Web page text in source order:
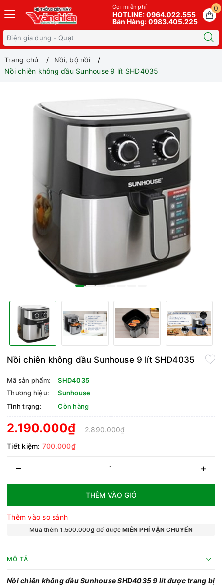
0
Gọi miễn phí
HOTLINE: 0964.022.555
Bán Hàng: 0983.405.225
Trang chủ
Nồi, bộ nồi
Nồi chiên không dầu Sunhouse 9 lít SHD4035
Nồi chiên không dầu Sunhouse 9 lít SHD4035
Mã sản phẩm:
SHD4035
Thương hiệu:
Sunhouse
Tình trạng:
Còn hàng
2.190.000₫
2.890.000₫
Tiết kiệm: 700.000₫
– +
THÊM VÀO GIỎ
Thêm vào so sánh
Mua thêm 1.500.000₫ để đượcMIỄN PHÍ VẬN CHUYỂN
MÔ TẢ
Nồi chiên không dầu Sunhouse SHD4035 9 lít được trang bị